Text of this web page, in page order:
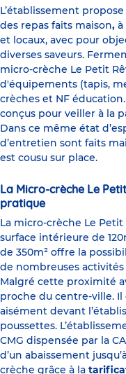
L’établissement
des repas faits maison, à
et locaux, avec pour
diverses saveurs.
micro-crèche Le Petit
d'équipements (tapis,
crèches et NF
conçus pour veiller à la
Dans ce même état
d’entretien sont faits
est cousu sur place.
La Micro-crèche Le
pratique
La micro-crèche Le Petit
surface intérieure de
de 350m² offre la
de nombreuses
Malgré cette proximité
proche du centre-ville.
aisément devant
poussettes.
CMG dispensée par la
d’un abaissement
crèche grâce à la